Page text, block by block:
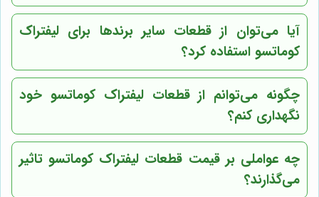
آیا می‌توان از قطعات سایر برندها برای لیفتراک
کوماتسو استفاده کرد؟
چگونه می‌توانم از قطعات لیفتراک کوماتسو خود
نگهداری کنم؟
چه عواملی بر قیمت قطعات لیفتراک کوماتسو تاثیر
می‌گذارند؟